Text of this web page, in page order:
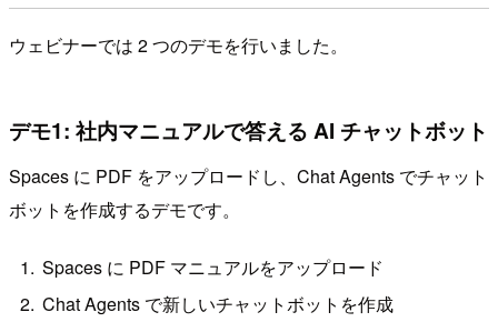
ウェビナーでは 2 つのデモを行いました。
デモ1: 社内マニュアルで答える AI チャットボット
Spaces に PDF をアップロードし、Chat Agents でチャット
ボットを作成するデモです。
Spaces に PDF マニュアルをアップロード
Chat Agents で新しいチャットボットを作成